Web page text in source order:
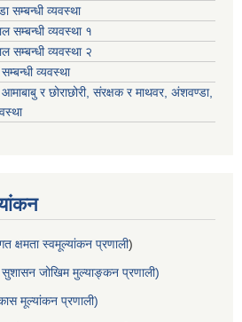
सम्बन्धी व्यवस्था
सम्बन्धी व्यवस्था १
सम्बन्धी व्यवस्था २
व्यवस्था
र छोराछोरी, संरक्षक र माथवर, अंशवण्डा,
क्षमता स्वमूल्यांकन प्रणाली)
सुशासन जोखिम मुल्याङ्कन प्रणाली)
मूल्यांकन प्रणाली)